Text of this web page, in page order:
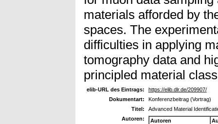
materials afforded by
spaces. The
difficulties in applying
tomography data and
principled material
elib-URL des Eintrags:
https://elib.dlr.de/209907/
Dokumentart:
Konferenzbeitrag (Vortrag)
Titel:
Advanced Material
Autoren:
Autoren